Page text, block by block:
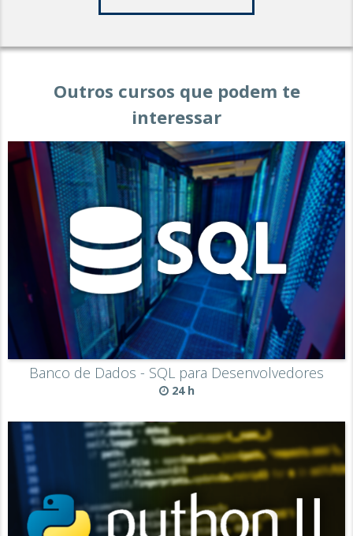
Outros cursos que podem te
interessar
Banco de Dados - SQL para Desenvolvedores
24 h